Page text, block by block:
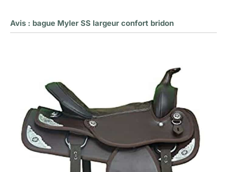
Avis : bague Myler SS largeur confort bridon